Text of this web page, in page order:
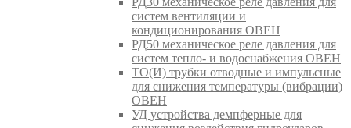
систем вентиляции и
кондиционирования ОВЕН
РД50 механическое реле давления для
систем тепло- и водоснабжения ОВЕН
ТО(И) трубки отводные и импульсные
для снижения температуры (вибрации)
ОВЕН
УД устройства демпферные для